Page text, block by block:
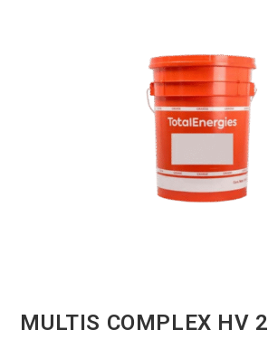
MULTIS COMPLEX HV 2